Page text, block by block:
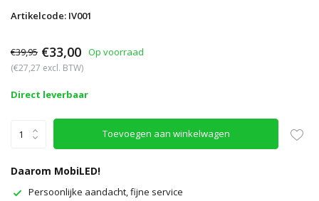
Artikelcode: IV001
€39,95 €33,00 Op voorraad
(€27,27 excl. BTW)
Direct leverbaar
Toevoegen aan winkelwagen
Daarom MobiLED!
Persoonlijke aandacht, fijne service